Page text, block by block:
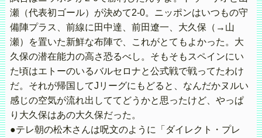
瀬（代表初ゴール）が決めて2-0。ニッポンはいつもの守
備陣プラス、前線に田中達、前田遼一、大久保（→山
瀬）を置いた新鮮な布陣で、これがとてもよかった。大
久保の潜在能力の高さ恐るべし。そもそもスペインにい
た頃はエトーのいるバルセロナと公式戦で戦ってたわけ
だ。それが帰国してJリーグにもどると、なんだかヌルい
感じの空気が流れ出しててどうかと思ったけど、やっぱ
り大久保はあの大久保だった。
●テレ朝の松木さんは呪文のように「ダイレクト・プレ